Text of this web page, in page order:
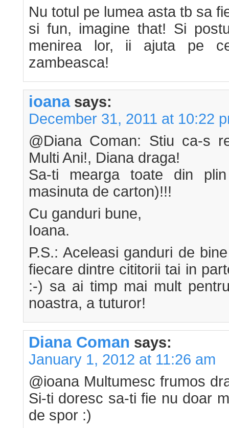
Nu totul pe lumea asta tb sa
si fun, imagine that! Si
menirea lor, ii ajuta pe
zambeasca!
ioana says:
December 31, 2011 at 10:22
@Diana Coman: Stiu ca-s
Multi Ani!, Diana draga!
Sa-ti mearga toate din
masinuta de carton)!!!
Cu ganduri bune,
Ioana.
P.S.: Aceleasi ganduri de
fiecare dintre cititorii tai in
:-) sa ai timp mai mult
noastra, a tuturor!
Diana Coman says:
January 1, 2012 at 11:26 am
@ioana Multumesc frumos
Si-ti doresc sa-ti fie nu doar
de spor :)